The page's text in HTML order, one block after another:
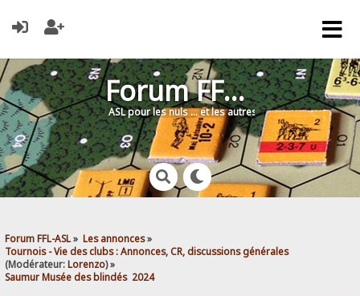
Forum FFL-ASL
ASL pour les nuls … et les autres !
Forum FFL-ASL» Les annonces»
Tournois - Vie des clubs : Annonces, CR, discussions générales
(Modérateur:Lorenzo) »
Saumur Musée des blindés  2024